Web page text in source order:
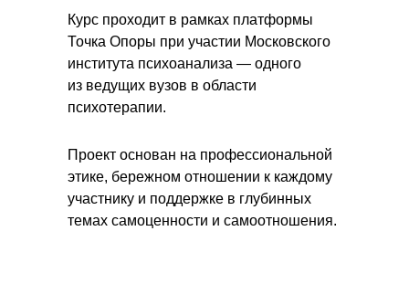
Курс проходит в рамках платформы
Точка Опоры при участии Московского
института психоанализа — одного
из ведущих вузов в области
психотерапии.
Проект основан на профессиональной
этике, бережном отношении к каждому
участнику и поддержке в глубинных
темах самоценности и самоотношения.